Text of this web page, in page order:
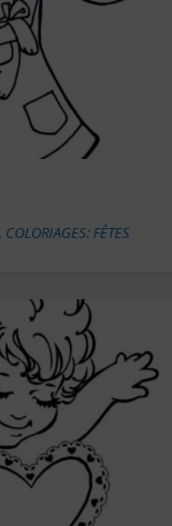
COLORIAGES: FÊTES